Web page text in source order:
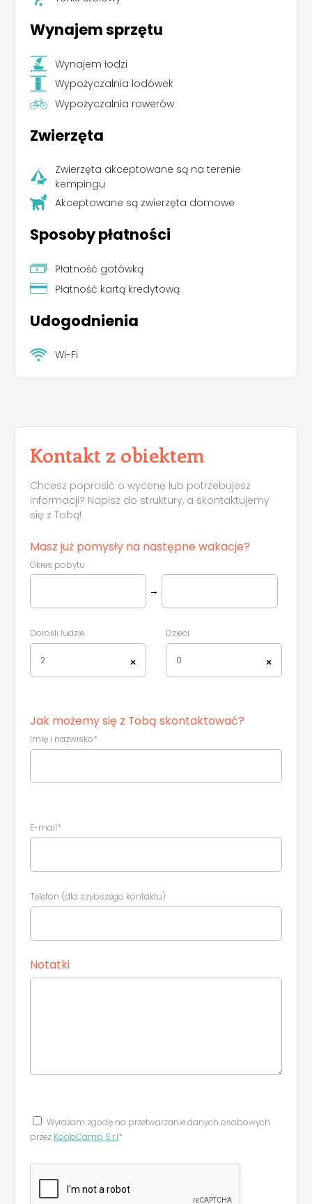
Wynajem sprzętu
Wynajem łodzi
Wypożyczalnia lodówek
Wypożyczalnia rowerów
Zwierzęta
Zwierzęta akceptowane są na terenie
kempingu
Akceptowane są zwierzęta domowe
Sposoby płatności
Płatność gotówką
Płatność kartą kredytową
Udogodnienia
Wi-Fi
Kontakt z obiektem
Chcesz poprosić o wycenę lub potrzebujesz
informacji? Napisz do struktury, a skontaktujemy
się z Tobą!
Masz już pomysły na następne wakacje?
Okres pobytu
→
Dorośli ludzie
×
2
Dzieci
×
0
Jak możemy się z Tobą skontaktować?
Imię i nazwisko*
E-mail*
Telefon (dla szybszego kontaktu)
Notatki
Wyrażam zgodę na przetwarzanie danych osobowych
przez KoobCamp S.r.l*